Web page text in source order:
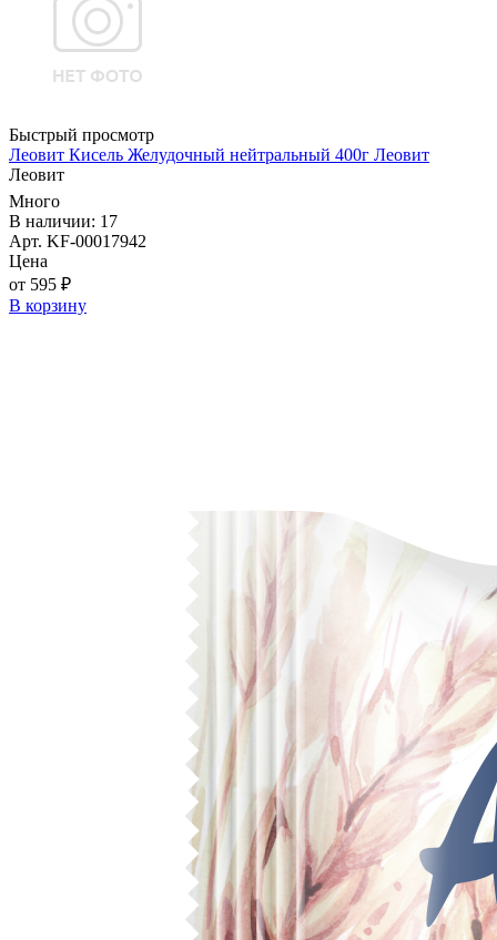
Быстрый просмотр
Леовит Кисель Желудочный нейтральный 400г Леовит
Леовит
Много
В наличии: 17
Арт. KF-00017942
Цена
от 595 ₽
В корзину